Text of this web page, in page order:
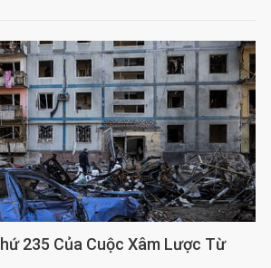
235 Của Cuộc Xâm Lược Từ